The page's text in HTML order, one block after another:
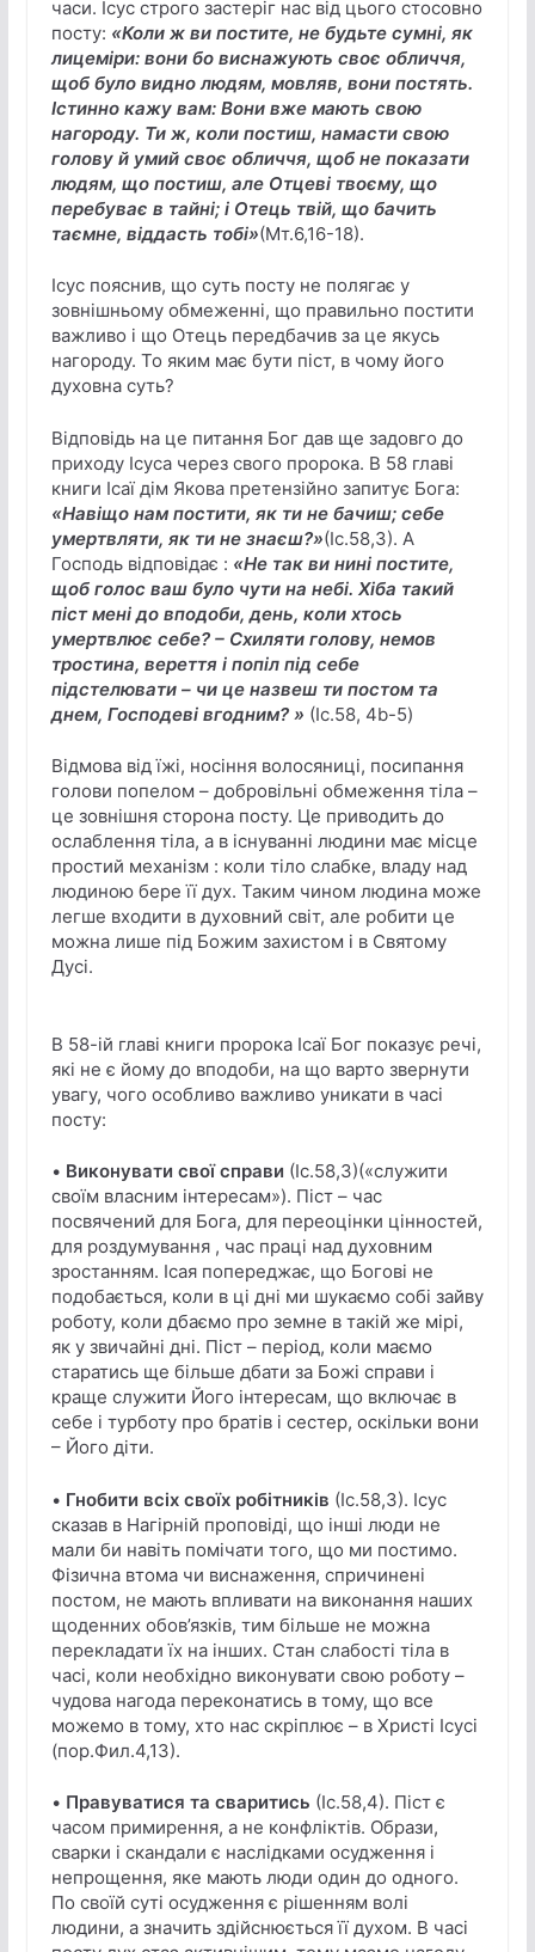
часи. Ісус строго застеріг нас від цього стосовно
посту: «Коли ж ви постите, не будьте сумні, як
лицеміри: вони бо виснажують своє обличчя,
щоб було видно людям, мовляв, вони постять.
Істинно кажу вам: Вони вже мають свою
нагороду. Ти ж, коли постиш, намасти свою
голову й умий своє обличчя, щоб не показати
людям, що постиш, але Отцеві твоєму, що
перебуває в тайні; і Отець твій, що бачить
таємне, віддасть тобі»(Мт.6,16-18).
Ісус пояснив, що суть посту не полягає у
зовнішньому обмеженні, що правильно постити
важливо і що Отець передбачив за це якусь
нагороду. То яким має бути піст, в чому його
духовна суть?
Відповідь на це питання Бог дав ще задовго до
приходу Ісуса через свого пророка. В 58 главі
книги Ісаї дім Якова претензійно запитує Бога:
«Навіщо нам постити, як ти не бачиш; себе
умертвляти, як ти не знаєш?»(Іс.58,3). А
Господь відповідає : «Не так ви нині постите,
щоб голос ваш було чути на небі. Хіба такий
піст мені до вподоби, день, коли хтось
умертвлює себе? – Схиляти голову, немов
тростина, вереття і попіл під себе
підстелювати – чи це назвеш ти постом та
днем, Господеві вгодним? » (Іс.58, 4b-5)
Відмова від їжі, носіння волосяниці, посипання
голови попелом – добровільні обмеження тіла –
це зовнішня сторона посту. Це приводить до
ослаблення тіла, а в існуванні людини має місце
простий механізм : коли тіло слабке, владу над
людиною бере її дух. Таким чином людина може
легше входити в духовний світ, але робити це
можна лише під Божим захистом і в Святому
Дусі.
В 58-ій главі книги пророка Ісаї Бог показує речі,
які не є йому до вподоби, на що варто звернути
увагу, чого особливо важливо уникати в часі
посту:
• Виконувати свої справи (Іс.58,3)(«служити
своїм власним інтересам»). Піст – час
посвячений для Бога, для переоцінки цінностей,
для роздумування , час праці над духовним
зростанням. Ісая попереджає, що Богові не
подобається, коли в ці дні ми шукаємо собі зайву
роботу, коли дбаємо про земне в такій же мірі,
як у звичайні дні. Піст – період, коли маємо
старатись ще більше дбати за Божі справи і
краще служити Його інтересам, що включає в
себе і турботу про братів і сестер, оскільки вони
– Його діти.
• Гнобити всіх своїх робітників (Іс.58,3). Ісус
сказав в Нагірній проповіді, що інші люди не
мали би навіть помічати того, що ми постимо.
Фізична втома чи виснаження, спричинені
постом, не мають впливати на виконання наших
щоденних обов’язків, тим більше не можна
перекладати їх на інших. Стан слабості тіла в
часі, коли необхідно виконувати свою роботу –
чудова нагода переконатись в тому, що все
можемо в тому, хто нас скріплює – в Христі Ісусі
(пор.Фил.4,13).
• Правуватися та сваритись (Іс.58,4). Піст є
часом примирення, а не конфліктів. Образи,
сварки і скандали є наслідками осудження і
непрощення, яке мають люди один до одного.
По своїй суті осудження є рішенням волі
людини, а значить здійснюється її духом. В часі